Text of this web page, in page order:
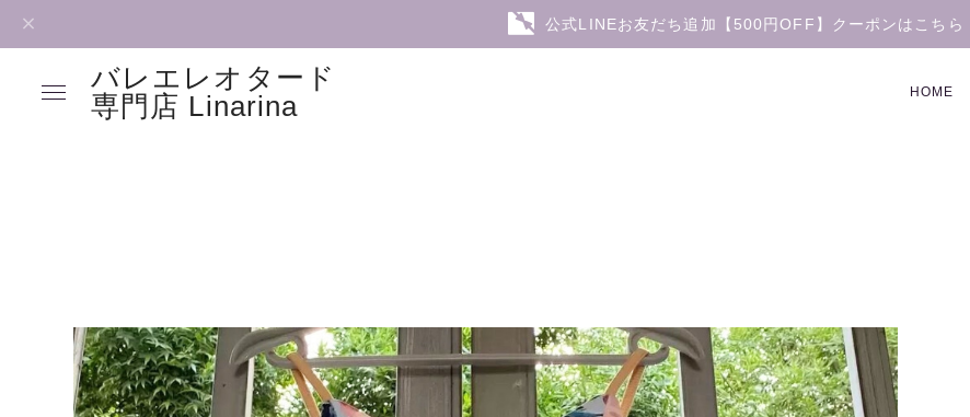
公式LINEお友だち追加【500円OFF】クーポンはこちら
バレエレオタード
専門店 Linarina
HOME